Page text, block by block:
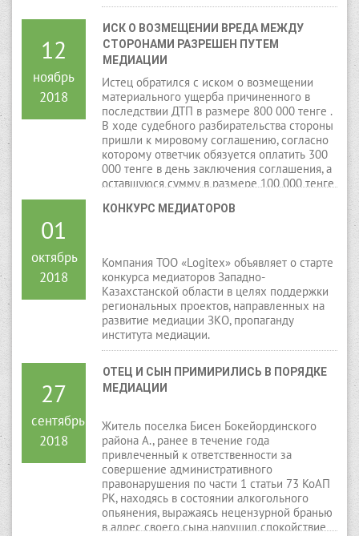
12
ноябрь
2018
ИСК О ВОЗМЕЩЕНИИ ВРЕДА МЕЖДУ
СТОРОНАМИ РАЗРЕШЕН ПУТЕМ
МЕДИАЦИИ
Истец обратился с иском о возмещении
материального ущерба причиненного в
последствии ДТП в размере 800 000 тенге .
В ходе судебного разбирательства стороны
пришли к мировому соглашению, согласно
которому ответчик обязуется оплатить 300
000 тенге в день заключения соглашения, а
оставшуюся сумму в размере 100 000 тенге
30.07.2020 года, истец в свою очередь
01
октябрь
2018
КОНКУРС МЕДИАТОРОВ
Компания ТОО «Logitex» объявляет о старте
конкурса медиаторов Западно-
Казахстанской области в целях поддержки
региональных проектов, направленных на
развитие медиации ЗКО, пропаганду
института медиации.
27
сентябрь
2018
ОТЕЦ И СЫН ПРИМИРИЛИСЬ В ПОРЯДКЕ
МЕДИАЦИИ
Житель поселка Бисен Бокейординского
района А., ранее в течение года
привлеченный к ответственности за
совершение административного
правонарушения по части 1 статьи 73 КоАП
РК, находясь в состоянии алкогольного
опьянения, выражаясь нецензурной бранью
в адрес своего сына нарушил спокойствие